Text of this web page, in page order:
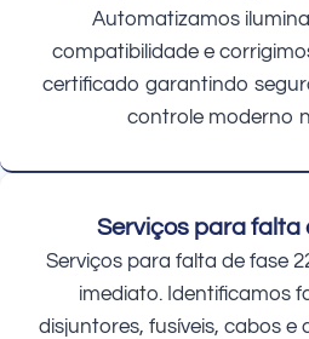
Automatizamos
compatibilidade e
certificado garantindo
controle moderno
Serviços para falta
Serviços para falta de fase
imediato. Identificamos
disjuntores, fusíveis, cabos e